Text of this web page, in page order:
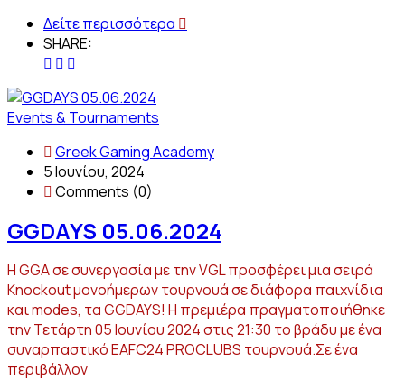
Δείτε περισσότερα
SHARE:
Events & Tournaments
Greek Gaming Academy
5 Ιουνίου, 2024
Comments (0)
GGDAYS 05.06.2024
Η GGA σε συνεργασία με την VGL προσφέρει μια σειρά
Knockout μονοήμερων τουρνουά σε διάφορα παιχνίδια
και modes, τα GGDAYS! Η πρεμιέρα πραγματοποιήθηκε
την Τετάρτη 05 Ιουνίου 2024 στις 21:30 το βράδυ με ένα
συναρπαστικό EAFC24 PROCLUBS τουρνουά.Σε ένα
περιβάλλον